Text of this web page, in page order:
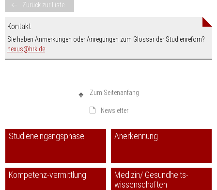
Zurück zur Liste
Kontakt
Sie haben Anmerkungen oder Anregungen zum Glossar der Studienrefom?
nexus
nospam-
hrk.de
Zum Seitenanfang
Newsletter
Studieneingangsphase Anerkennung
Kompetenz-vermittlung
Medizin/ Gesundheits-
wissenschaften